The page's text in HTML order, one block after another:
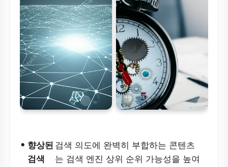
• 향상된
검색
검색 의도에 완벽히 부합하는 콘텐츠
는 검색 엔진 상위 순위 가능성을 높여